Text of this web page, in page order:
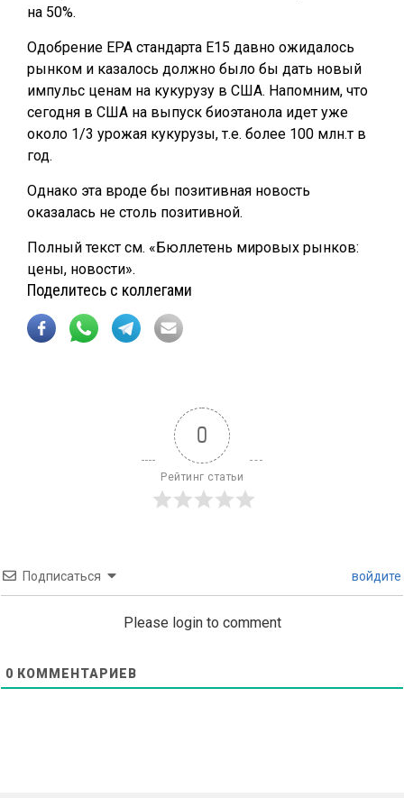
на 50%.
Одобрение EPA стандарта Е15 давно ожидалось
рынком и казалось должно было бы дать новый
импульс ценам на кукурузу в США. Напомним, что
сегодня в США на выпуск биоэтанола идет уже
около 1/3 урожая кукурузы, т.е. более 100 млн.т в
год.
Однако эта вроде бы позитивная новость
оказалась не столь позитивной.
Полный текст см. «Бюллетень мировых рынков:
цены, новости».
Поделитесь с коллегами
0
Рейтинг статьи
Подписаться войдите
Please login to comment
0 КОММЕНТАРИЕВ